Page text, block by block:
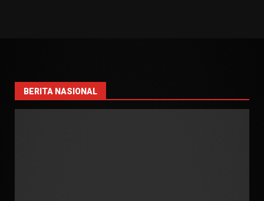
BERITA NASIONAL